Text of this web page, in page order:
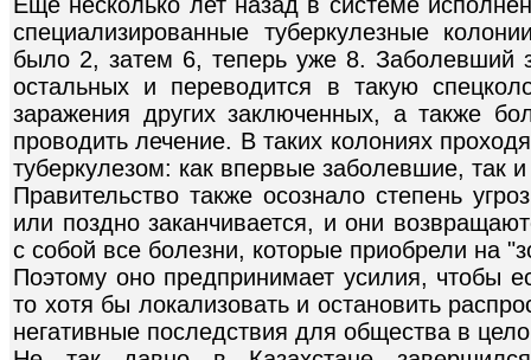
специализированные туберкулезные
было 2, затем 6, теперь уже 8. Заболевший
остальных и переводится в такую
заражения других заключенных, а также
проводить лечение. В таких колониях
туберкулезом: как впервые заболевшие, так
Правительство также осознало степень
или поздно заканчивается, и они
с собой все болезни, которые приобрели на
Поэтому оно предпринимает усилия, чтобы
то хотя бы локализовать и остановить
негативные последствия для общества в